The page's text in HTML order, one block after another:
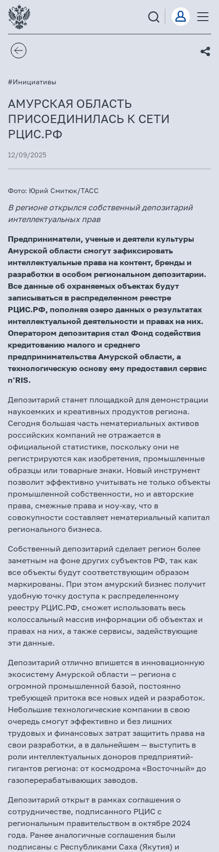
#Инициативы
АМУРСКАЯ ОБЛАСТЬ
ПРИСОЕДИНИЛАСЬ К СЕТИ
РЦИС.РФ
12/09/2025
Фото: Юрий Смитюк/ТАСС
В регионе открылся собственный депозитарий
интеллектуальных прав
Предприниматели, ученые и деятели культуры
Амурской области смогут зафиксировать
интеллектуальные права на контент, бренды и
разработки в особом региональном депозитарии.
Все данные об охраняемых объектах будут
записываться в распределенном реестре
РЦИС.РФ, пополняя озеро данных о результатах
интеллектуальной деятельности и правах на них.
Оператором депозитария стал Фонд содействия
кредитованию малого и среднего
предпринимательства Амурской области, а
технологическую основу ему предоставил сервис
n’RIS.
Депозитарий станет площадкой для демонстрации
наукоемких и креативных продуктов региона.
Сегодня большая часть нематериальных активов
российских компаний не отражается в
официальной статистике, поскольку они не
регистрируются как изобретения, промышленные
образцы или товарные знаки. Новый инструмент
позволит эффективно учитывать не только объекты
промышленной собственности, но и авторские
права, смежные права и ноу-хау, что в
совокупности составляет нематериальный капитал
регионального бизнеса.
Собственный депозитарий сделает регион более
заметным на фоне других субъектов РФ, так как
все объекты будут соответствующим образом
маркированы. При этом амурский бизнес получит
удобную точку доступа к распределенному
реестру РЦИС.РФ, сможет использовать весь
колоссальный массив информации об объектах и
правах на них, а также сервисы, задействующие
эти данные.
Депозитарий отлично впишется в инновационную
экосистему Амурской области — региона с
огромной промышленной базой, постоянно
требующей притока все новых идей и разработок.
Небольшие технологические компании в свою
очередь смогут эффективно и без лишних
трудовых и финансовых затрат защитить права на
свои разработки, а в дальнейшем — выступить в
роли интеллектуальных доноров предприятий-
гигантов региона: от космодрома «Восточный» до
газоперерабатывающих заводов.
Депозитарий открыт в рамках соглашения о
сотрудничестве, подписанного РЦИС с
региональным правительством в октябре 2024
года. Ранее аналогичные соглашения были
подписаны с Республиками Саха (Якутия) и